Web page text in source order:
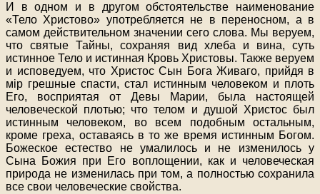
И в одном и в другом обстоятельстве наименование
«Тело Христово» употребляется не в переносном, а в
самом действительном значении сего слова. Мы веруем,
что святые Тайны, сохраняя вид хлеба и вина, суть
истинное Тело и истинная Кровь Христовы. Также веруем
и исповедуем, что Христос Сын Бога Живаго, прийдя в
мip грешные спасти, стал истинным человеком и плоть
Его, восприятая от Девы Марии, была настоящей
человеческой плотью; что телом и душой Христос был
истинным человеком, во всем подобным остальным,
кроме греха, оставаясь в то же время истинным Богом.
Божеское естество не умалилось и не изменилось у
Сына Божия при Его воплощении, как и человеческая
природа не изменилась при том, а полностью сохранила
все свои человеческие свойства.